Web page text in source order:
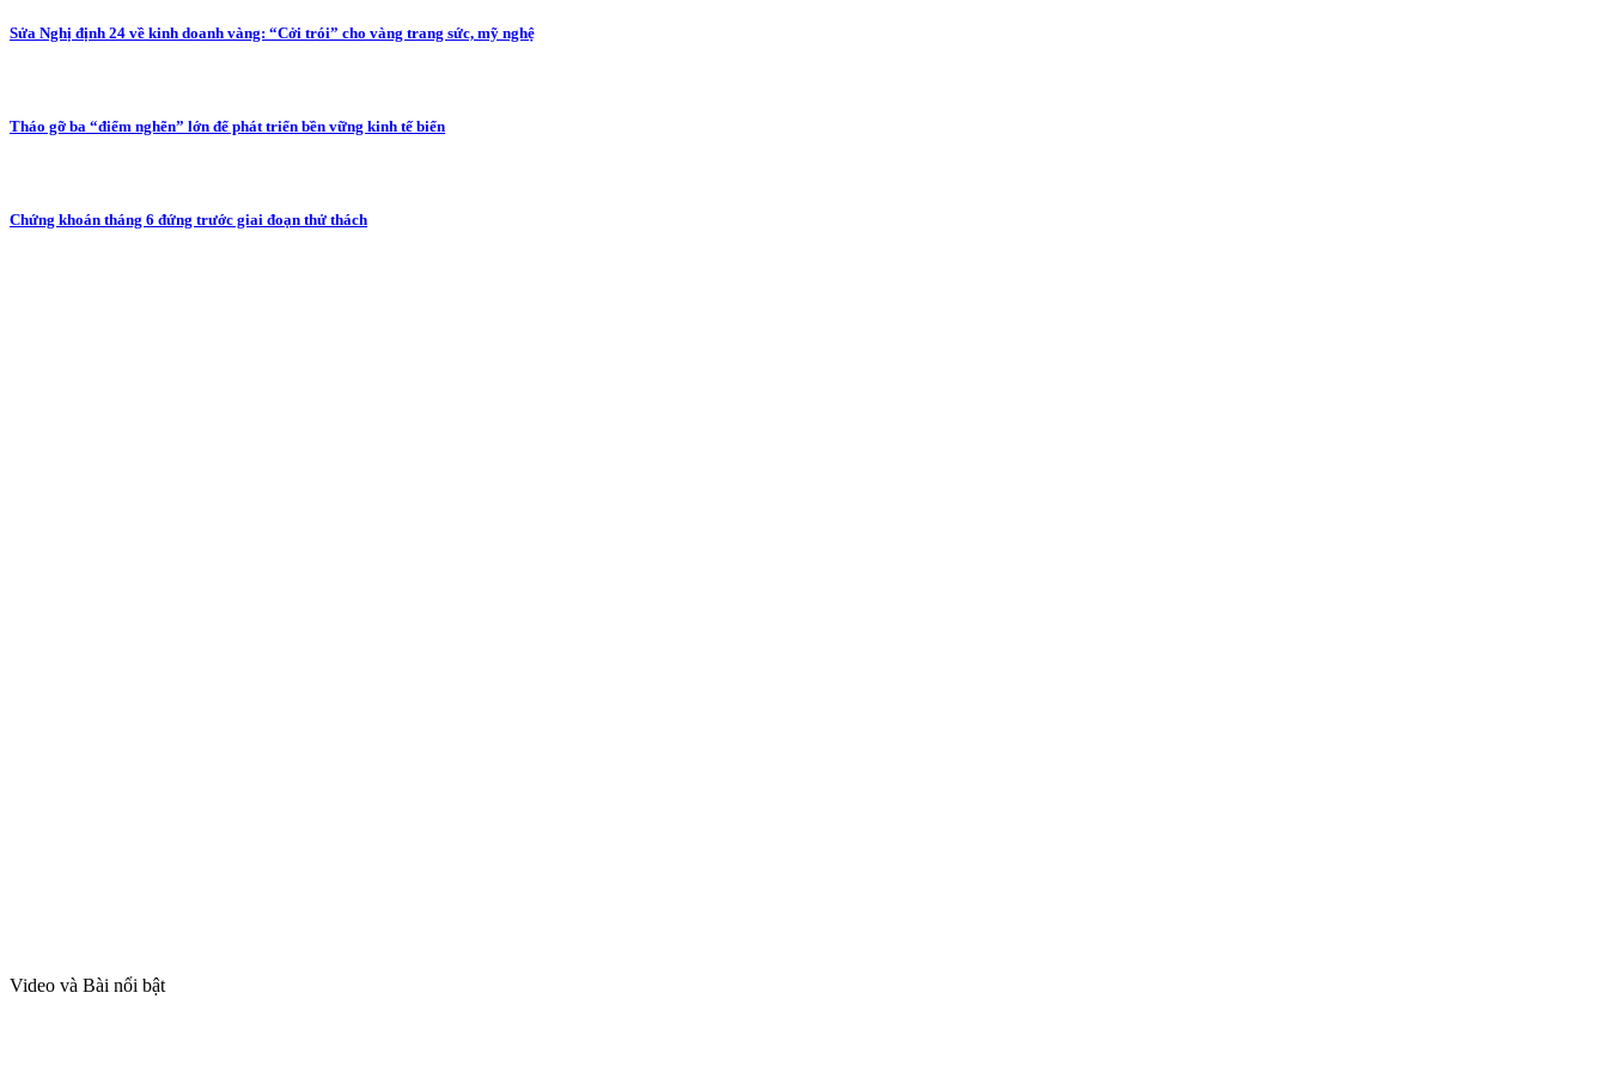
Sửa Nghị định 24 về kinh doanh vàng: “Cởi trói” cho vàng trang sức, mỹ nghệ
Tháo gỡ ba “điểm nghẽn” lớn để phát triển bền vững kinh tế biển
Chứng khoán tháng 6 đứng trước giai đoạn thử thách
Video và Bài nổi bật